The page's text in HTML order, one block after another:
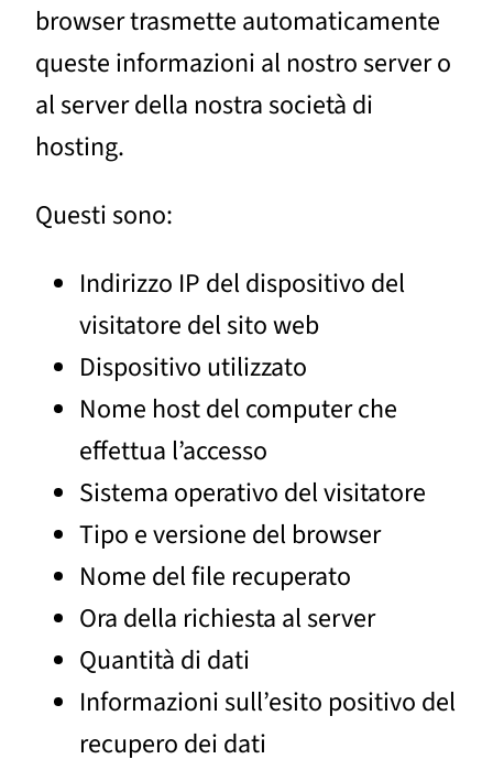
browser trasmette automaticamente
queste informazioni al nostro server o
al server della nostra società di
hosting.
Questi sono:
Indirizzo IP del dispositivo del
visitatore del sito web
Dispositivo utilizzato
Nome host del computer che
effettua l’accesso
Sistema operativo del visitatore
Tipo e versione del browser
Nome del file recuperato
Ora della richiesta al server
Quantità di dati
Informazioni sull’esito positivo del
recupero dei dati